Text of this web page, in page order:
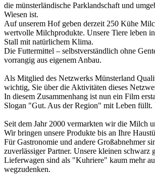
die münsterländische Parklandschaft und
Wiesen ist.
Auf unserem Hof geben derzeit 250 Kühe
wertvolle Milchprodukte. Unsere Tiere leben
Stall mit natürlichem Klima.
Die Futtermittel – selbstverständlich ohne
vorrangig aus eigenem Anbau.
Als Mitglied des Netzwerks Münsterland
wichtig, Sie über die Aktivitäten dieses
In diesem Zusammenhang ist nun ein Film
Slogan "Gut. Aus der Region" mit Leben füllt.
Seit dem Jahr 2000 vermarkten wir die Milch
Wir bringen unsere Produkte bis an Ihre
Für Gastronomie und andere Großabnehmer
zuverlässiger Partner. Unsere kleinen schwarz
Lieferwagen sind als "Kuhriere" kaum mehr
wegzudenken.